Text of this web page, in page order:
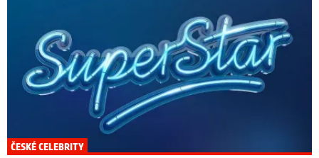
ČESKÉ CELEBRITY